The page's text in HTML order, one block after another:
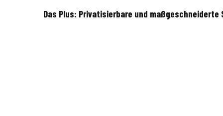
Das Plus: Privatisierbare und maßgeschneiderte